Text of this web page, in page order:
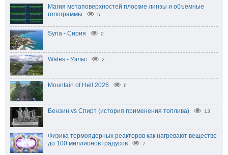
Магия метаповерхностей плоские линзы и объёмные
голограммы
5
Syria - Сирия 0
Wales - Уэльс 2
Mountain of Hell 2026 6
Бензин vs Спирт (история применения топлива) 13
Физика термоядерных реакторов как нагревают вещество
до 100 миллионов градусов
7